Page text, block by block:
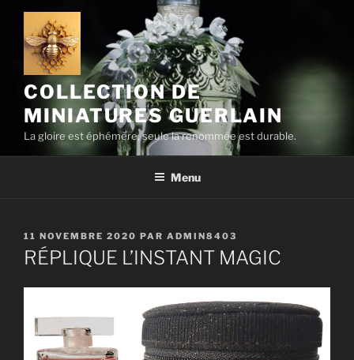
Aller
contenu
principal
COLLECTION DE
MINIATURES GUERLAIN
La gloire est éphémère, seule la renommée est durable.
Menu
PUBLIÉ
LE
11 NOVEMBRE 2020 PAR ADMIN8403
RÉPLIQUE L’INSTANT MAGIC